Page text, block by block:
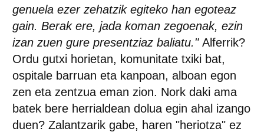
genuela ezer zehatzik egiteko han egoteaz
gain. Berak ere, jada koman zegoenak, ezin
izan zuen gure presentziaz baliatu." Alferrik?
Ordu gutxi horietan, komunitate txiki bat,
ospitale barruan eta kanpoan, alboan egon
zen eta zentzua eman zion. Nork daki ama
batek bere herrialdean dolua egin ahal izango
duen? Zalantzarik gabe, haren "heriotza" ez